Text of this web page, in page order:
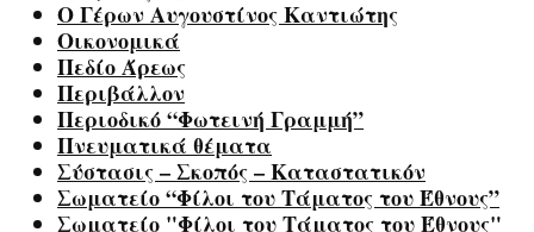
Ο Γέρων Αυγουστίνος Καντιώτης
Οικονομικά
Πεδίο Άρεως
Περιβάλλον
Περιοδικό “Φωτεινή Γραμμή”
Πνευματικά θέματα
Σύστασις – Σκοπός – Καταστατικόν
Σωματείο “Φίλοι του Τάματος του Έθνους”
Σωματείο "Φίλοι του Τάματος του Έθνους"